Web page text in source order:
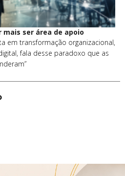
mais ser área de apoio
em transformação organizacional,
fala desse paradoxo que as